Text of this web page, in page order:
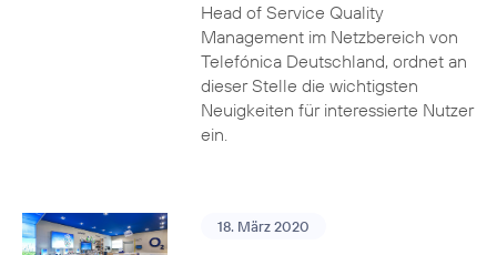
Head of Service Quality
Management im Netzbereich von
Telefónica Deutschland, ordnet an
dieser Stelle die wichtigsten
Neuigkeiten für interessierte Nutzer
ein.
18. März 2020